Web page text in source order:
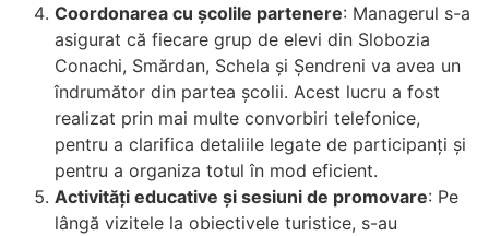
Coordonarea cu școlile partenere: Managerul s-a
asigurat că fiecare grup de elevi din Slobozia
Conachi, Smărdan, Schela și Șendreni va avea un
îndrumător din partea școlii. Acest lucru a fost
realizat prin mai multe convorbiri telefonice,
pentru a clarifica detaliile legate de participanți și
pentru a organiza totul în mod eficient.
Activități educative și sesiuni de promovare: Pe
lângă vizitele la obiectivele turistice, s-au